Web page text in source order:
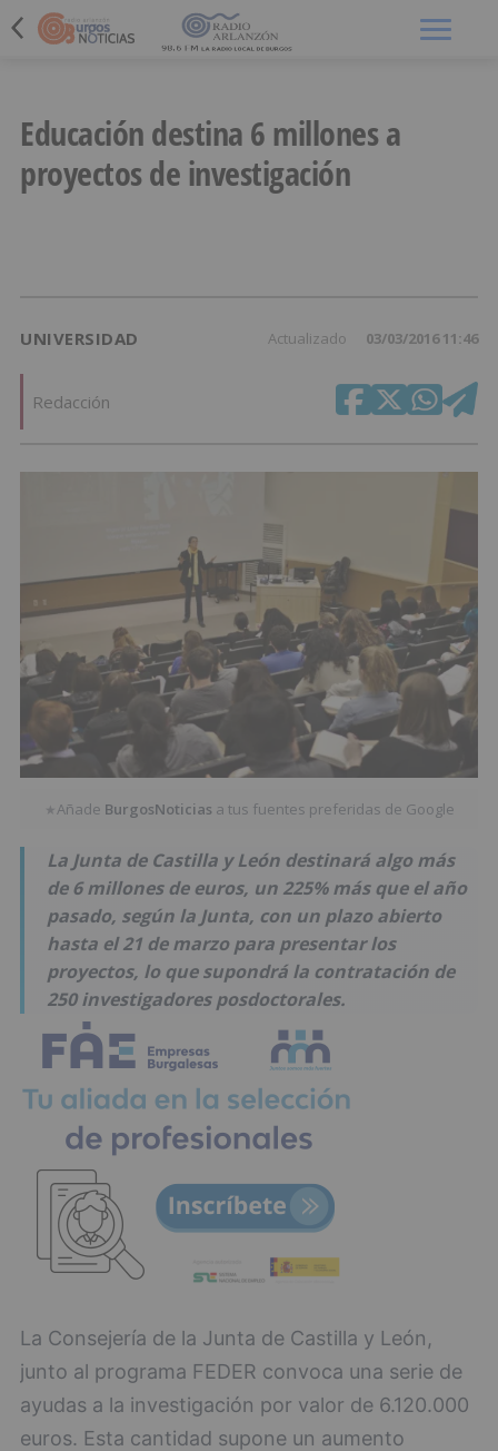
Educación destina 6 millones a
proyectos de investigación
UNIVERSIDAD Actualizado 03/03/2016 11:46
Redacción
★Añade BurgosNoticias a tus fuentes preferidas de Google
La Junta de Castilla y León destinará algo más
de 6 millones de euros, un 225% más que el año
pasado, según la Junta, con un plazo abierto
hasta el 21 de marzo para presentar los
proyectos, lo que supondrá la contratación de
250 investigadores posdoctorales.
La Consejería de la Junta de Castilla y León,
junto al programa FEDER convoca una serie de
ayudas a la investigación por valor de 6.120.000
euros. Esta cantidad supone un aumento